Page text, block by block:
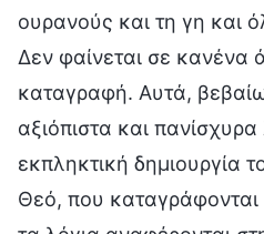
ουρανούς και τη γη και
Δεν φαίνεται σε κανένα
καταγραφή. Αυτά,
αξιόπιστα και πανίσχυρα
εκπληκτική δημιουργία
Θεό, που καταγράφονται